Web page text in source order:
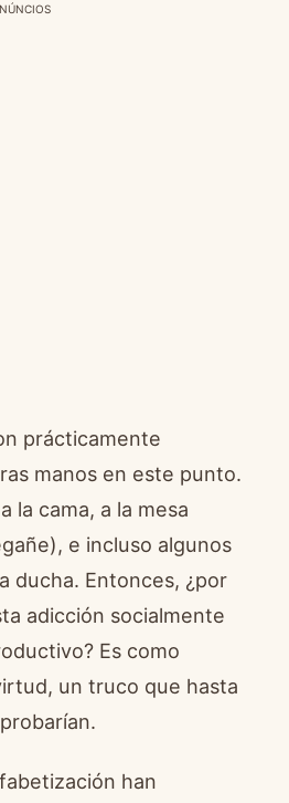
prácticamente
manos en este punto.
la cama, a la mesa
e incluso algunos
ducha. Entonces, ¿por
adicción socialmente
Es como
un truco que hasta
han